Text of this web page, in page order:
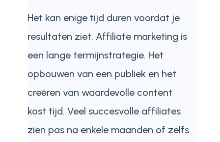
Het kan enige tijd duren voordat je
resultaten ziet. Affiliate marketing is
een lange termijnstrategie. Het
opbouwen van een publiek en het
creëren van waardevolle content
kost tijd. Veel succesvolle affiliates
zien pas na enkele maanden of zelfs